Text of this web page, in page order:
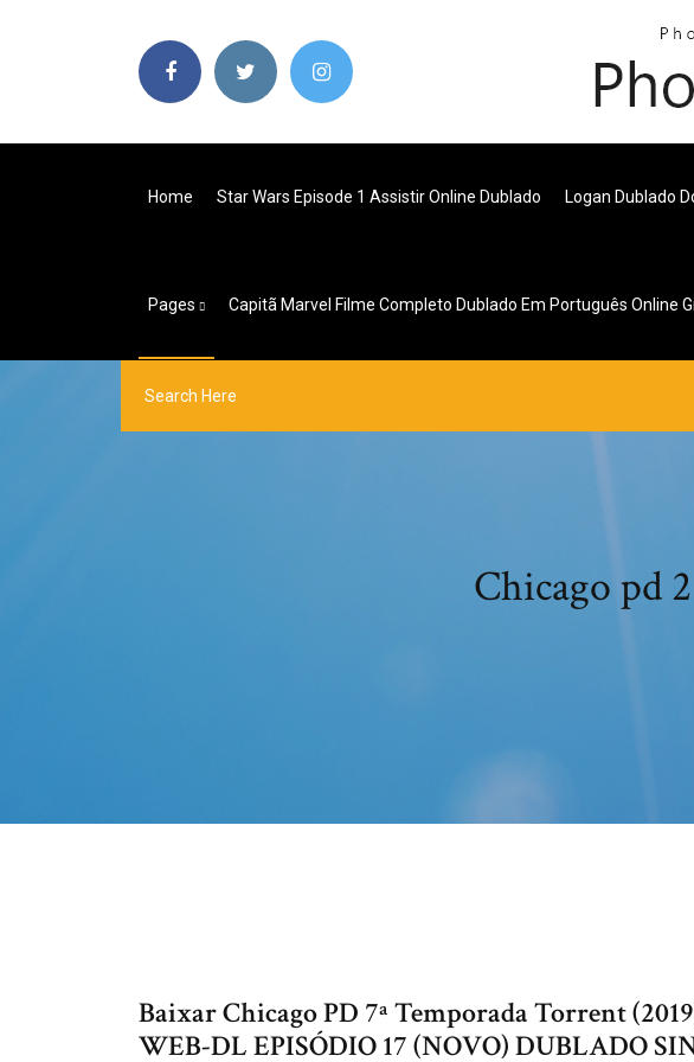
Home Star Wars Episode 1 Assistir Online Dublado Logan Dublado
Pages Capitã Marvel Filme Completo Dublado Em Português Online
Chicago pd
Baixar Chicago PD 7ª Temporada Torrent
WEB-DL EPISÓDIO 17 (NOVO) DUBLADO